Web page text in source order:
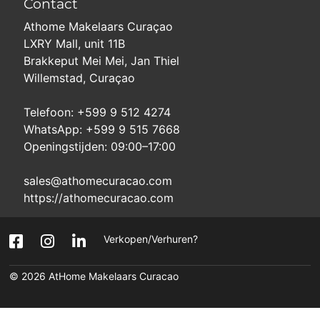
Contact
Athome Makelaars Curaçao
LXRY Mall, unit 11B
Brakkeput Mei Mei, Jan Thiel
Willemstad, Curaçao
Telefoon: +599 9 512 4274
WhatsApp: +599 9 515 7668
Openingstijden: 09:00–17:00
sales@athomecuracao.com
https://athomecuracao.com
Verkopen/Verhuren?
© 2026AtHome Makelaars Curacao